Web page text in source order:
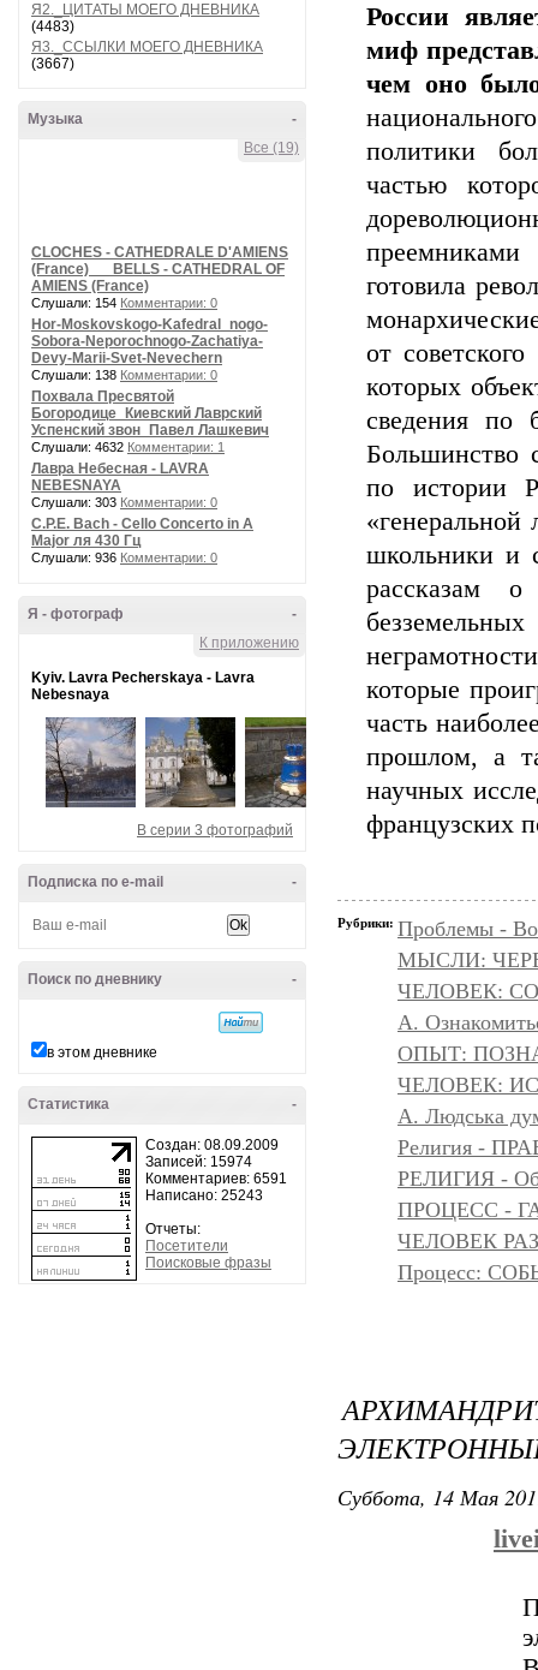
Я2._ЦИТАТЫ МОЕГО ДНЕВНИКА
(4483)
Я3._ССЫЛКИ МОЕГО ДНЕВНИКА
(3667)
-
Музыка
Все (19)
CLOCHES - CATHEDRALE D'AMIENS
(France) __ BELLS - CATHEDRAL OF
AMIENS (France)
Слушали: 154 Комментарии: 0
Hor-Moskovskogo-Kafedral_nogo-
Sobora-Neporochnogo-Zachatiya-
Devy-Marii-Svet-Nevechern
Слушали: 138 Комментарии: 0
Похвала Пресвятой
Богородице_Киевский Лаврский
Успенский звон_Павел Лашкевич
Слушали: 4632 Комментарии: 1
Лавра Небесная - LAVRA
NEBESNAYA
Слушали: 303 Комментарии: 0
C.P.E. Bach - Cello Concerto in A
Major ля 430 Гц
Слушали: 936 Комментарии: 0
-
Я - фотограф
К приложению
Kyiv. Lavra Pecherskaya - Lavra
Nebesnaya
В серии 3 фотографий
-
Подписка по e-mail
-
Поиск по дневнику
в этом дневнике
-
Статистика
Создан: 08.09.2009
Записей: 15974
Комментариев: 6591
Написано: 25243
Отчеты:
Посетители
Поисковые фразы
России
миф
чем оно
политики
частью
преемниками
готовила
от
которых
сведения по
Большинство
по истории
школьники и
рассказам
которые
часть
прошлом, а
научных
французских
Рубрики: Проблемы -
МЫСЛИ:
ЧЕЛОВЕК:
А.
ОПЫТ:
ЧЕЛОВЕК:
A. Людська
Религия -
РЕЛИГИЯ -
ПРОЦЕСС -
ЧЕЛОВЕК
Процесс:
Суббота, 14 Мая